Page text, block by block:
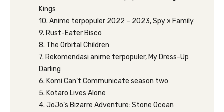
Kings
10. Anime terpopuler 2022 – 2023, Spy × Family
9. Rust-Eater Bisco
8. The Orbital Children
7. Rekomendasi anime terpopuler, My Dress-Up
Darling
6. Komi Can’t Communicate season two
5. Kotaro Lives Alone
4. JoJo’s Bizarre Adventure: Stone Ocean